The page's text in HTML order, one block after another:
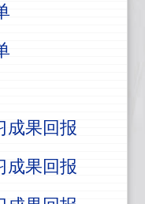
成果回报
成果回报